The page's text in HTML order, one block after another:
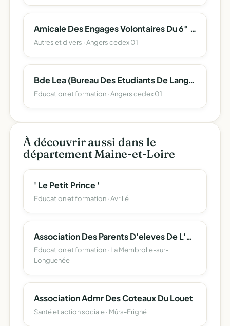
Amicale Des Engages Volontaires Du 6° Regiment Du Genie
Autres et divers · Angers cedex 01
Bde Lea (Bureau Des Etudiants De Langues Etrangeres Appliquees) Angers
Education et formation · Angers cedex 01
À découvrir aussi dans le
département Maine-et-Loire
' Le Petit Prince '
Education et formation · Avrillé
Association Des Parents D'eleves De L'ecole Publique Saint-Exupery
Education et formation · La Membrolle-sur-
Longuenée
Association Admr Des Coteaux Du Louet
Santé et action sociale · Mûrs-Erigné